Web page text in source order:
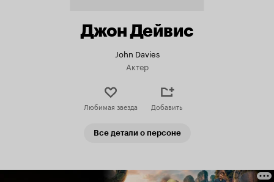
Джон Дейвис
John Davies
Актер
Любимая звезда Добавить
Все детали о персоне